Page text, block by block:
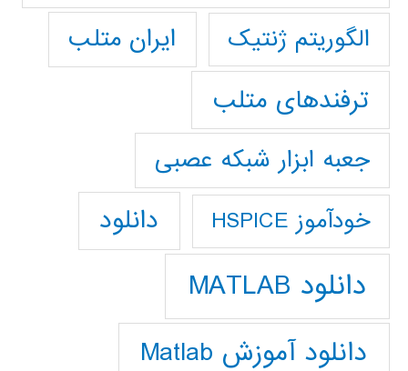
الگوریتم ژنتیک
ایران متلب
ترفندهای متلب
جعبه ابزار شبکه عصبی
خودآموز HSPICE دانلود
دانلود MATLAB
دانلود آموزش Matlab